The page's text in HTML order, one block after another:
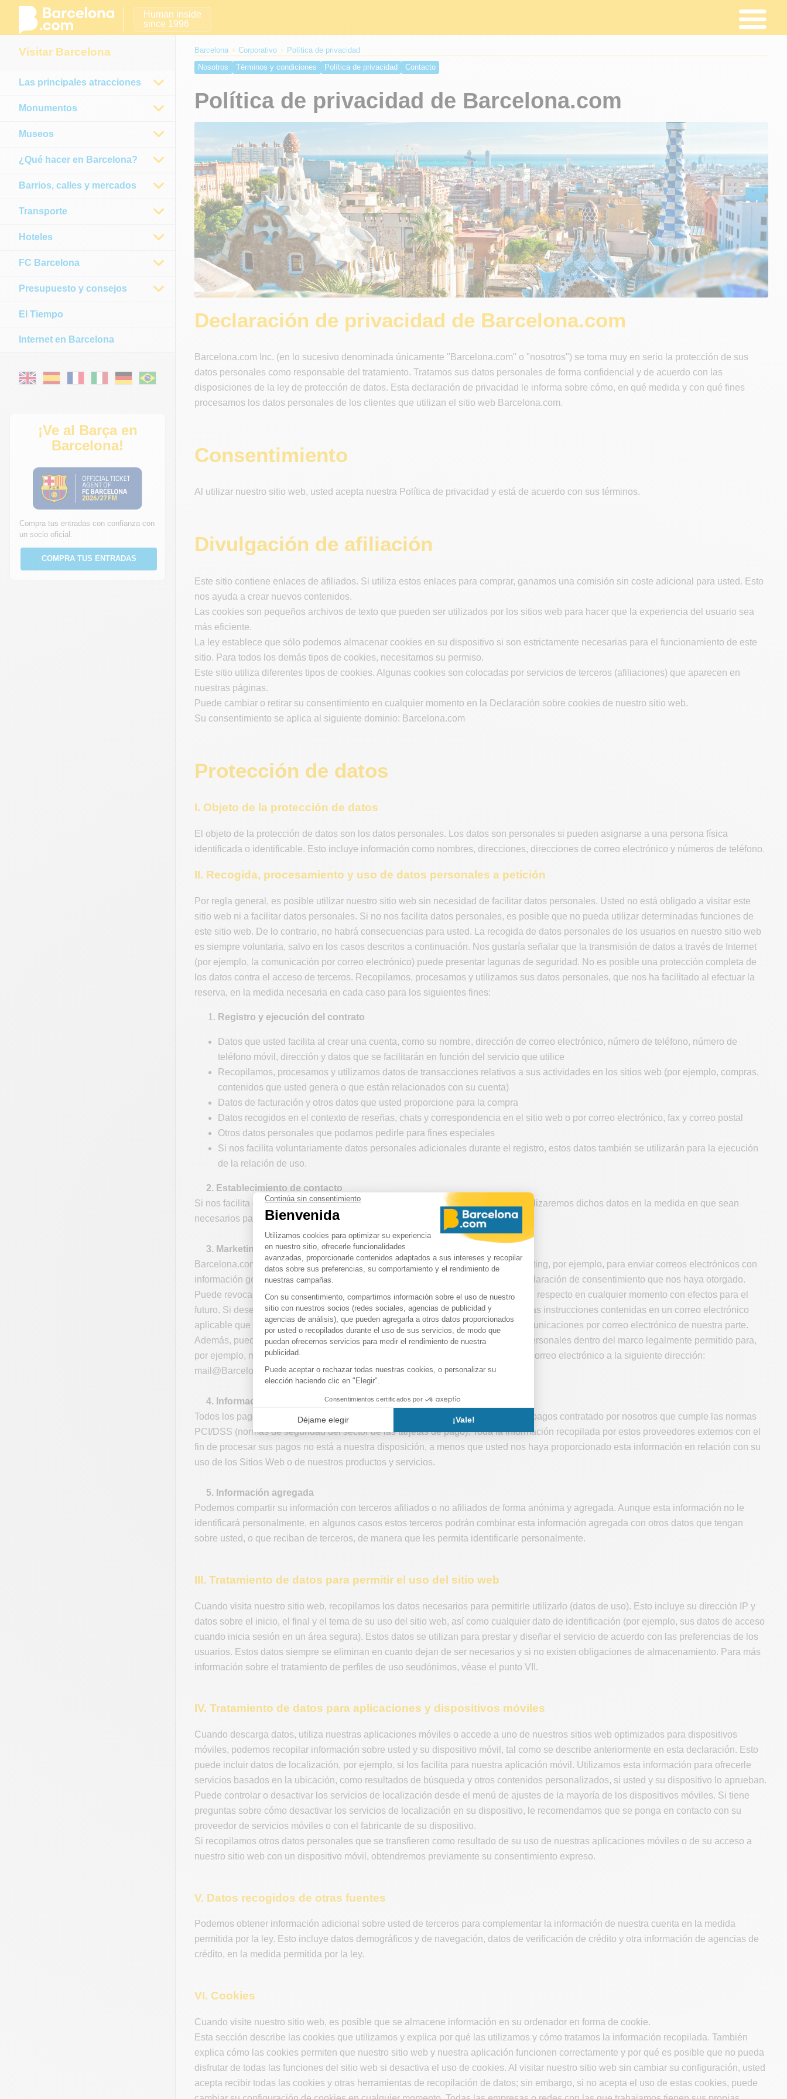
Human inside
since 1996
Barcelona Corporativo
Política de privacidad
Nosotros
Términos y condiciones Política de privacidad Contacto
Política de privacidad de Barcelona.com
Declaración de privacidad de Barcelona.com
Barcelona.com Inc. (en lo sucesivo denominada únicamente "Barcelona.com" o "nosotros") se toma muy en serio la protección de sus
datos personales como responsable del tratamiento. Tratamos sus datos personales de forma confidencial y de acuerdo con las
disposiciones de la ley de protección de datos. Esta declaración de privacidad le informa sobre cómo, en qué medida y con qué fines
procesamos los datos personales de los clientes que utilizan el sitio web Barcelona.com.
Consentimiento
Al utilizar nuestro sitio web, usted acepta nuestra Política de privacidad y está de acuerdo con sus términos.
Divulgación de afiliación
Este sitio contiene enlaces de afiliados. Si utiliza estos enlaces para comprar, ganamos una comisión sin coste adicional para usted. Esto
nos ayuda a crear nuevos contenidos.
Las cookies son pequeños archivos de texto que pueden ser utilizados por los sitios web para hacer que la experiencia del usuario sea
más eficiente.
La ley establece que sólo podemos almacenar cookies en su dispositivo si son estrictamente necesarias para el funcionamiento de este
sitio. Para todos los demás tipos de cookies, necesitamos su permiso.
Este sitio utiliza diferentes tipos de cookies. Algunas cookies son colocadas por servicios de terceros (afiliaciones) que aparecen en
nuestras páginas.
Puede cambiar o retirar su consentimiento en cualquier momento en la Declaración sobre cookies de nuestro sitio web.
Su consentimiento se aplica al siguiente dominio: Barcelona.com
Protección de datos
I. Objeto de la protección de datos
El objeto de la protección de datos son los datos personales. Los datos son personales si pueden asignarse a una persona física
identificada o identificable. Esto incluye información como nombres, direcciones, direcciones de correo electrónico y números de teléfono.
II. Recogida, procesamiento y uso de datos personales a petición
Por regla general, es posible utilizar nuestro sitio web sin necesidad de facilitar datos personales. Usted no está obligado a visitar este
sitio web ni a facilitar datos personales. Si no nos facilita datos personales, es posible que no pueda utilizar determinadas funciones de
este sitio web. De lo contrario, no habrá consecuencias para usted. La recogida de datos personales de los usuarios en nuestro sitio web
es siempre voluntaria, salvo en los casos descritos a continuación. Nos gustaría señalar que la transmisión de datos a través de Internet
(por ejemplo, la comunicación por correo electrónico) puede presentar lagunas de seguridad. No es posible una protección completa de
los datos contra el acceso de terceros. Recopilamos, procesamos y utilizamos sus datos personales, que nos ha facilitado al efectuar la
reserva, en la medida necesaria en cada caso para los siguientes fines:
Registro y ejecución del contrato
Datos que usted facilita al crear una cuenta, como su nombre, dirección de correo electrónico, número de teléfono, número de
teléfono móvil, dirección y datos que se facilitarán en función del servicio que utilice
Recopilamos, procesamos y utilizamos datos de transacciones relativos a sus actividades en los sitios web (por ejemplo, compras,
contenidos que usted genera o que están relacionados con su cuenta)
Datos de facturación y otros datos que usted proporcione para la compra
Datos recogidos en el contexto de reseñas, chats y correspondencia en el sitio web o por correo electrónico, fax y correo postal
Otros datos personales que podamos pedirle para fines especiales
Si nos facilita voluntariamente datos personales adicionales durante el registro, estos datos también se utilizarán para la ejecución
de la relación de uso.
2. Establecimiento de contacto
Si nos facilita datos personales con el fin de ponerse en contacto con nosotros, utilizaremos dichos datos en la medida en que sean
necesarios para los fines de la comunicación correspondiente.
3. Marketing
Barcelona.com puede procesar y utilizar sus datos personales con fines de marketing, por ejemplo, para enviar correos electrónicos con
información general o de carácter publicitario (newsletter), sobre la base de la declaración de consentimiento que nos haya otorgado.
Puede revocar las declaraciones de consentimiento que nos haya otorgado a este respecto en cualquier momento con efectos para el
futuro. Si desea dejar de recibir estos correos electrónicos de nuestra parte, siga las instrucciones contenidas en un correo electrónico
aplicable que reciba de nosotros, que le permitirá dejar de recibir este tipo de comunicaciones por correo electrónico de nuestra parte.
Además, puede oponerse a este uso, en la medida en que utilicemos sus datos personales dentro del marco legalmente permitido para,
por ejemplo, medidas de marketing postal. En ambos casos, basta con enviar un correo electrónico a la siguiente dirección:
mail@Barcelona.com.
4. Información que facilita a los procesadores de pagos
Todos los pagos realizados son procesados por un servicio de procesamiento de pagos contratado por nosotros que cumple las normas
PCI/DSS (normas de seguridad del sector de las tarjetas de pago). Toda la información recopilada por estos proveedores externos con el
fin de procesar sus pagos no está a nuestra disposición, a menos que usted nos haya proporcionado esta información en relación con su
uso de los Sitios Web o de nuestros productos y servicios.
5. Información agregada
Podemos compartir su información con terceros afiliados o no afiliados de forma anónima y agregada. Aunque esta información no le
identificará personalmente, en algunos casos estos terceros podrán combinar esta información agregada con otros datos que tengan
sobre usted, o que reciban de terceros, de manera que les permita identificarle personalmente.
III. Tratamiento de datos para permitir el uso del sitio web
Cuando visita nuestro sitio web, recopilamos los datos necesarios para permitirle utilizarlo (datos de uso). Esto incluye su dirección IP y
datos sobre el inicio, el final y el tema de su uso del sitio web, así como cualquier dato de identificación (por ejemplo, sus datos de acceso
cuando inicia sesión en un área segura). Estos datos se utilizan para prestar y diseñar el servicio de acuerdo con las preferencias de los
usuarios. Estos datos siempre se eliminan en cuanto dejan de ser necesarios y si no existen obligaciones de almacenamiento. Para más
información sobre el tratamiento de perfiles de uso seudónimos, véase el punto VII.
IV. Tratamiento de datos para aplicaciones y dispositivos móviles
Cuando descarga datos, utiliza nuestras aplicaciones móviles o accede a uno de nuestros sitios web optimizados para dispositivos
móviles, podemos recopilar información sobre usted y su dispositivo móvil, tal como se describe anteriormente en esta declaración. Esto
puede incluir datos de localización, por ejemplo, si los facilita para nuestra aplicación móvil. Utilizamos esta información para ofrecerle
servicios basados en la ubicación, como resultados de búsqueda y otros contenidos personalizados, si usted y su dispositivo lo aprueban.
Puede controlar o desactivar los servicios de localización desde el menú de ajustes de la mayoría de los dispositivos móviles. Si tiene
preguntas sobre cómo desactivar los servicios de localización en su dispositivo, le recomendamos que se ponga en contacto con su
proveedor de servicios móviles o con el fabricante de su dispositivo.
Si recopilamos otros datos personales que se transfieren como resultado de su uso de nuestras aplicaciones móviles o de su acceso a
nuestro sitio web con un dispositivo móvil, obtendremos previamente su consentimiento expreso.
V. Datos recogidos de otras fuentes
Podemos obtener información adicional sobre usted de terceros para complementar la información de nuestra cuenta en la medida
permitida por la ley. Esto incluye datos demográficos y de navegación, datos de verificación de crédito y otra información de agencias de
crédito, en la medida permitida por la ley.
VI. Cookies
Cuando visite nuestro sitio web, es posible que se almacene información en su ordenador en forma de cookie.
Esta sección describe las cookies que utilizamos y explica por qué las utilizamos y cómo tratamos la información recopilada. También
explica cómo las cookies permiten que nuestro sitio web y nuestra aplicación funcionen correctamente y por qué es posible que no pueda
disfrutar de todas las funciones del sitio web si desactiva el uso de cookies. Al visitar nuestro sitio web sin cambiar su configuración, usted
acepta recibir todas las cookies y otras herramientas de recopilación de datos; sin embargo, si no acepta el uso de estas cookies, puede
Visitar Barcelona
Las principales atracciones
Monumentos
Museos
¿Qué hacer en Barcelona?
Barrios, calles y mercados
Transporte
Hoteles
FC Barcelona
Presupuesto y consejos
El Tiempo
Internet en Barcelona
¡Ve al Barça en
Barcelona!
Compra tus entradas con confianza con
un socio oficial.
COMPRA TUS ENTRADAS